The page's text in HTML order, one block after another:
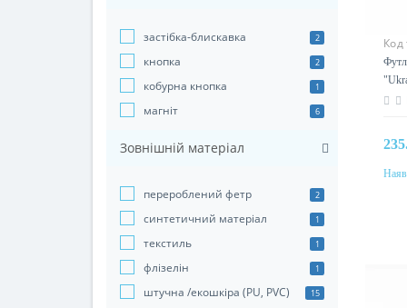
застібка-блискавка 2
кнопка 2
кобурна кнопка 1
магніт 6
Зовнішній матеріал
перероблений фетр 2
синтетичний матеріал 1
текстиль 1
флізелін 1
штучна /екошкіра (PU, PVC) 15
Код